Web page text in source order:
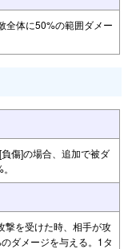
全体に50%の範囲ダメー
傷]の場合、追加で被ダ
撃を受けた時、相手が攻
ダメージを与える。1タ